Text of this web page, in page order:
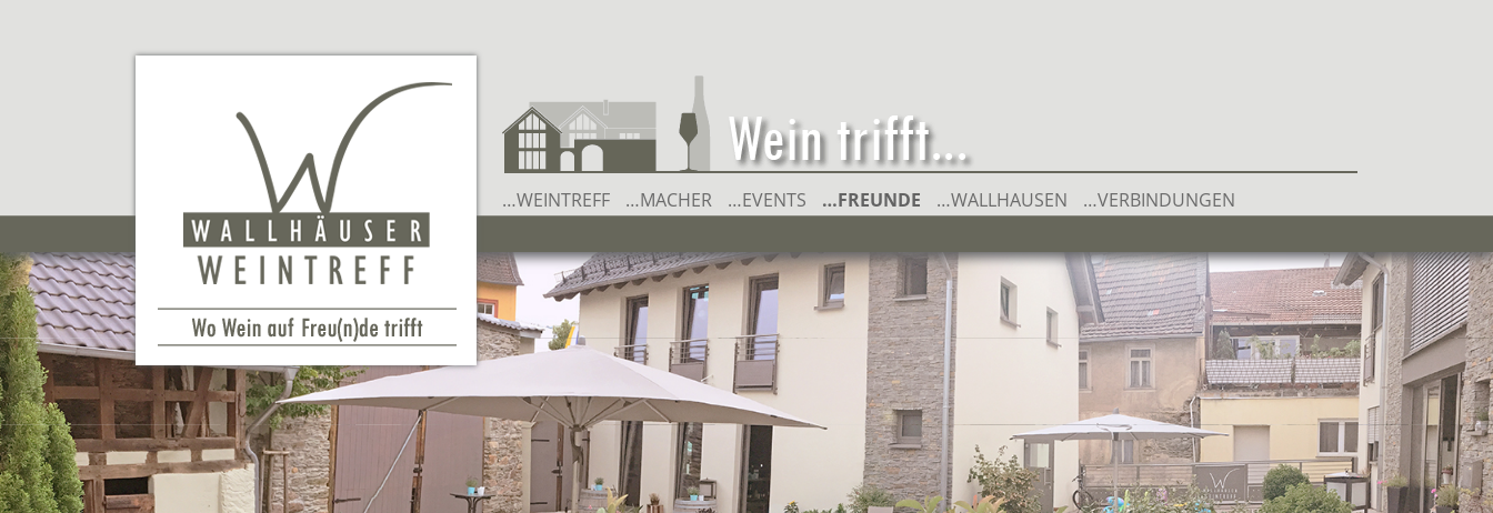
Springe zum Inhalt
…WEINTREFF …MACHER …EVENTS …FREUNDE
RAINER ECKES – WEIN UND SEKT
WEINGUT BERND ECKES
WEINGUT DATZ & LADENBURGER WEINE
WEINGUT F.E. SCHOTT
WEINGUT FRANZ JÄCKEL
WEINGUT HERMANN HEINRICH PEITZ
…WALLHAUSEN …VERBINDUNGEN